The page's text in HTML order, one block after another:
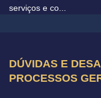
serviços e co...
DÚVIDAS E
PROCESSOS